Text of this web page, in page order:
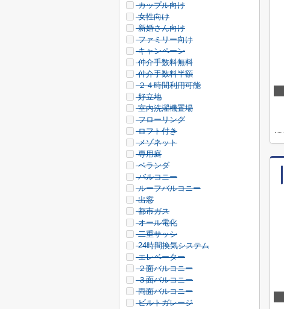
カップル向け
女性向け
新婚さん向け
ファミリー向け
キャンペーン
仲介手数料無料
仲介手数料半額
２４時間利用可能
好立地
室内洗濯機置場
フローリング
ロフト付き
メゾネット
専用庭
ベランダ
バルコニー
ルーフバルコニー
出窓
都市ガス
オール電化
二重サッシ
24時間換気システム
エレベーター
２面バルコニー
３面バルコニー
両面バルコニー
ビルトガレージ